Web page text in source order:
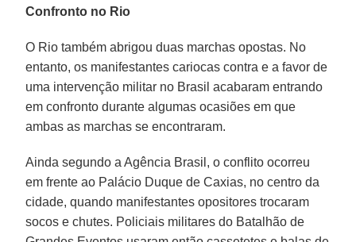
Confronto no Rio
O Rio também abrigou duas marchas opostas. No
entanto, os manifestantes cariocas contra e a favor de
uma intervenção militar no Brasil acabaram entrando
em confronto durante algumas ocasiões em que
ambas as marchas se encontraram.
Ainda segundo a Agência Brasil, o conflito ocorreu
em frente ao Palácio Duque de Caxias, no centro da
cidade, quando manifestantes opositores trocaram
socos e chutes. Policiais militares do Batalhão de